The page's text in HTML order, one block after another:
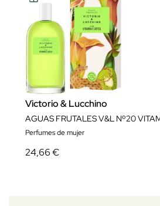
Victorio & Lucchino
AGUAS FRUTALES V&L Nº20
Perfumes de mujer
24,66 €